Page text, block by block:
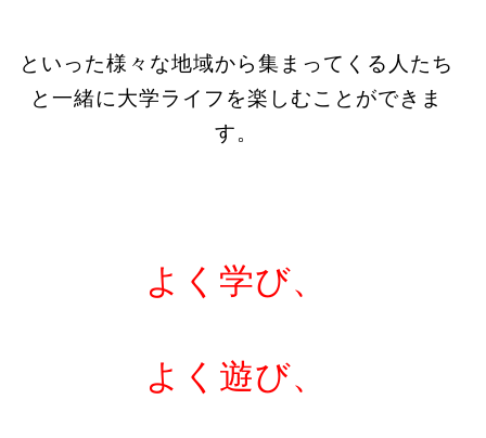
といった様々な地域から集まってくる人たち
と一緒に大学ライフを楽しむことができま
す。
よく学び、
よく遊び、